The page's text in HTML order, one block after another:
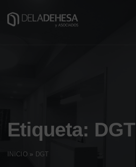
Etiqueta: DGT
INICIO » DGT